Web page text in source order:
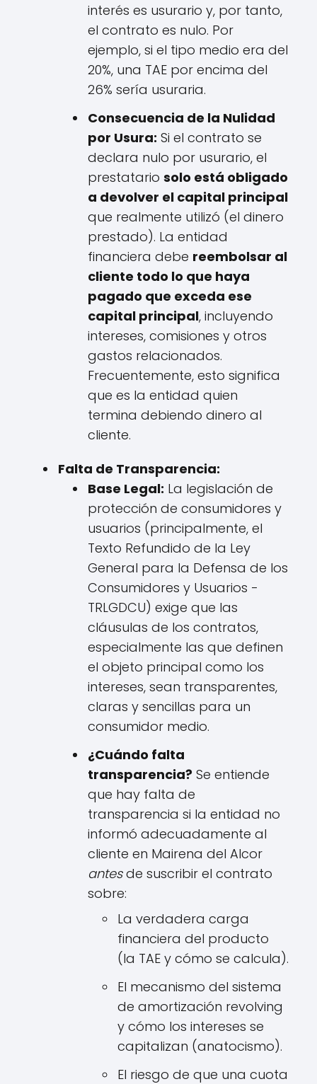
interés es usurario y, por tanto,
el contrato es nulo. Por
ejemplo, si el tipo medio era del
20%, una TAE por encima del
26% sería usuraria.
Consecuencia de la Nulidad
por Usura: Si el contrato se
declara nulo por usurario, el
prestatario solo está obligado
a devolver el capital principal
que realmente utilizó (el dinero
prestado). La entidad
financiera debe reembolsar al
cliente todo lo que haya
pagado que exceda ese
capital principal, incluyendo
intereses, comisiones y otros
gastos relacionados.
Frecuentemente, esto significa
que es la entidad quien
termina debiendo dinero al
cliente.
Falta de Transparencia:
Base Legal: La legislación de
protección de consumidores y
usuarios (principalmente, el
Texto Refundido de la Ley
General para la Defensa de los
Consumidores y Usuarios -
TRLGDCU) exige que las
cláusulas de los contratos,
especialmente las que definen
el objeto principal como los
intereses, sean transparentes,
claras y sencillas para un
consumidor medio.
¿Cuándo falta
transparencia? Se entiende
que hay falta de
transparencia si la entidad no
informó adecuadamente al
cliente en Mairena del Alcor
antesde suscribir el contrato
sobre:
La verdadera carga
financiera del producto
(la TAE y cómo se calcula).
El mecanismo del sistema
de amortización revolving
y cómo los intereses se
capitalizan (anatocismo).
El riesgo de que una cuota